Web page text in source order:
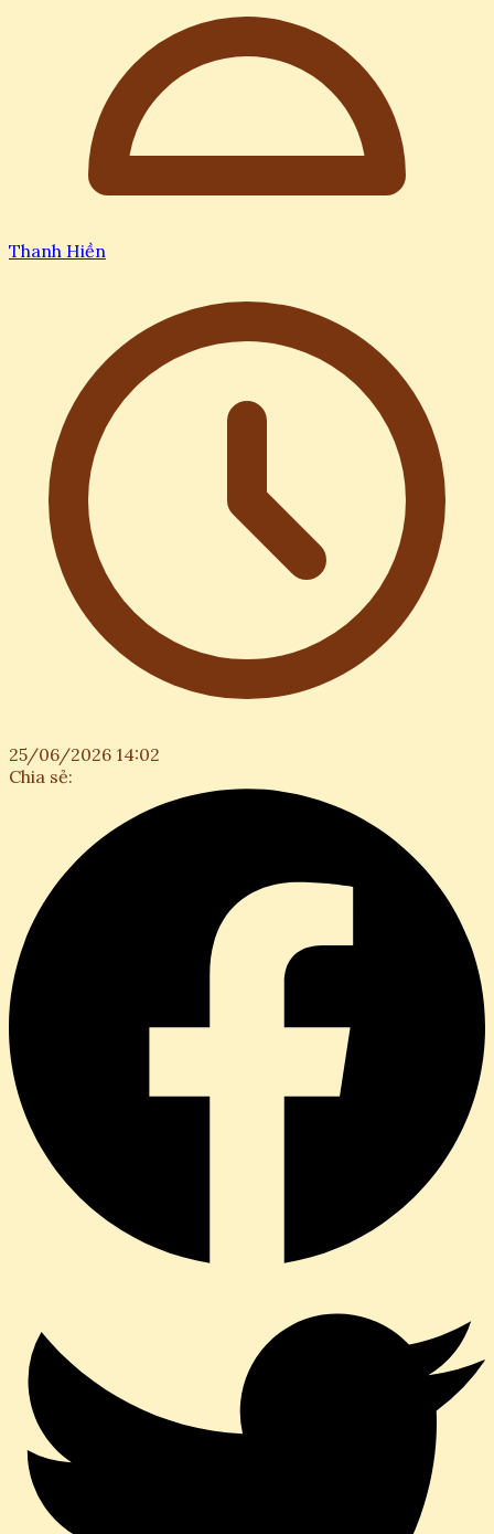
Thanh Hiền
25/06/2026 14:02
Chia sẻ: